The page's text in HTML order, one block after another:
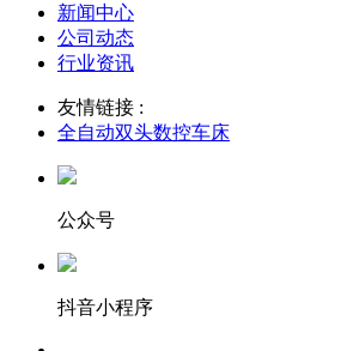
新闻中心
公司动态
行业资讯
友情链接 :
全自动双头数控车床
公众号
抖音小程序